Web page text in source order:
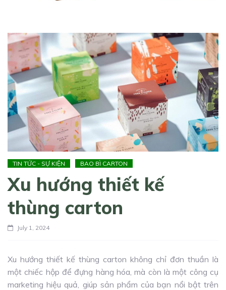
TIN TỨC - SỰ KIỆN BAO BÌ CARTON
Xu hướng thiết kế
thùng carton
July 1, 2024
Xu hướng thiết kế thùng carton không chỉ đơn thuần là
một chiếc hộp để đựng hàng hóa, mà còn là một công cụ
marketing hiệu quả, giúp sản phẩm của bạn nổi bật trên